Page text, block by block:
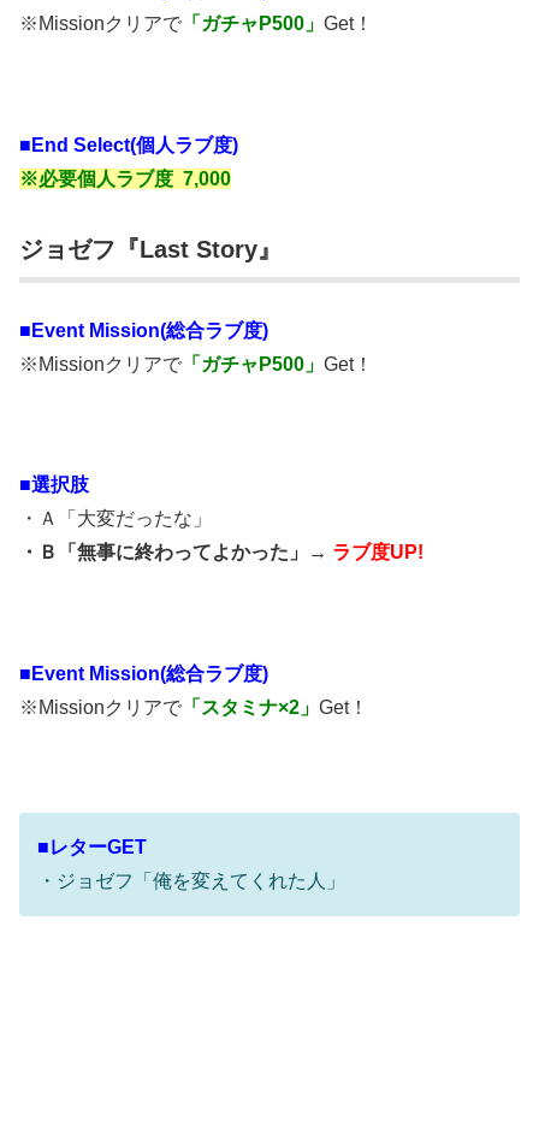
※Missionクリアで 「ガチャP500」 Get！
■End Select(個人ラブ度)
※必要個人ラブ度 7,000
ジョゼフ『Last Story』
■ Event Mission(総合ラブ度)
※Missionクリアで 「ガチャP500」 Get！
■選択肢
・Ａ「大変だったな」
・Ｂ「無事に終わってよかった」→ ラブ度UP!
■ Event Mission(総合ラブ度)
※Missionクリアで 「スタミナ×2」 Get！
■レターGET
・ジョゼフ「俺を変えてくれた人」